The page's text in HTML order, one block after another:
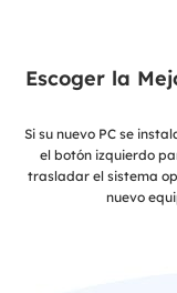
Escoger la
Si su nuevo PC se
el botón izquierdo
trasladar el sistema
nuevo